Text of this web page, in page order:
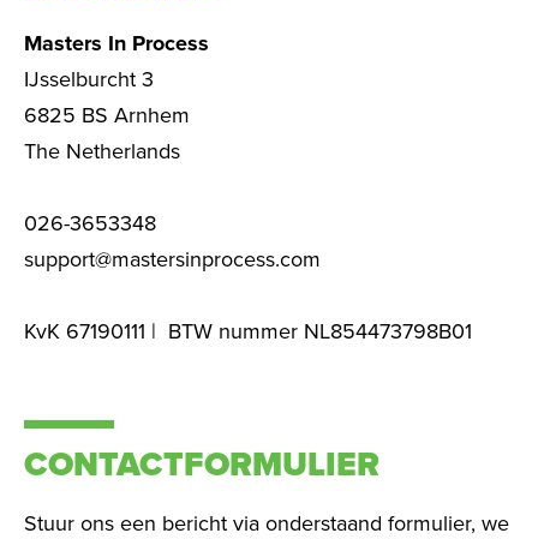
Masters In Process
IJsselburcht 3
6825 BS Arnhem
The Netherlands
026-3653348
support@mastersinprocess.com
KvK 67190111 | BTW nummer NL854473798B01
CONTACTFORMULIER
Stuur ons een bericht via onderstaand formulier, we